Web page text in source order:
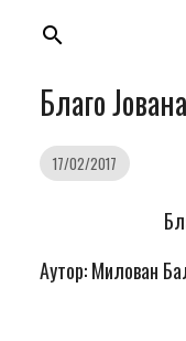
search
Благо
17/02/2017
Аутор: Милован